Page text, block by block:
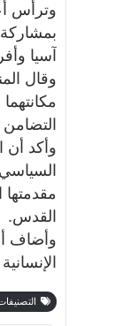
وترأس
بمشاركة
آسيا
وقال
وأكد أن
القدس.
وأضاف